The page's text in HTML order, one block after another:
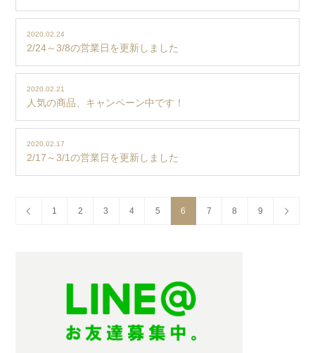
2020.02.24
2/24～3/8の営業日を更新しました
2020.02.21
人気の商品、キャンペーン中です！
2020.02.17
2/17～3/1の営業日を更新しました
1 2 3 4 5 6 7 8 9